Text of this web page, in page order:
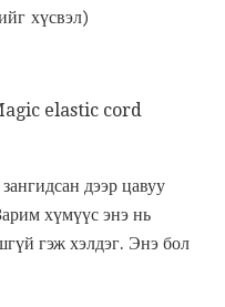
хүсвэл)
elastic cord
дээр цавуу
хүмүүс энэ нь
гэж хэлдэг. Энэ бол